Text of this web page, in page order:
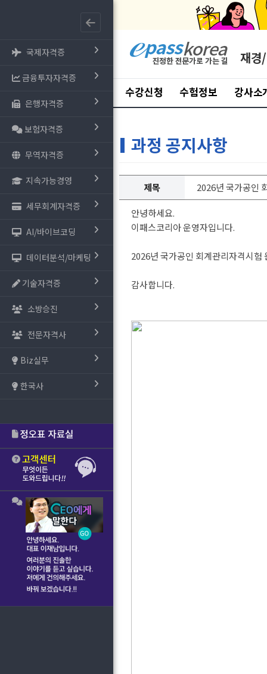
국제자격증
금융투자자격증
은행자격증
보험자격증
무역자격증
지속가능경영
세무회계자격증
AI/바이브코딩
데이터분석/마케팅
기술자격증
소방승진
전문자격사
Biz실무
한국사
재경
수강신청 수험정보 강사소
과정 공지사항
제목 2026년 국가공인
안녕하세요.
이패스코리아 운영자입니다.
2026년 국가공인 회계관리자격시험
감사합니다.